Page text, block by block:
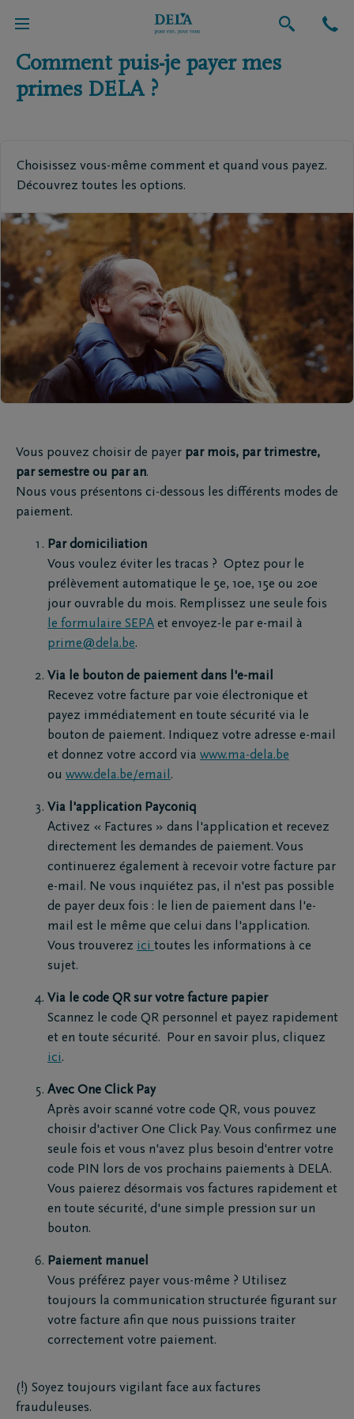
Retour vers l'aperçu global
Comment puis-je payer mes
primes DELA ?
Choisissez vous-même comment et quand vous payez.
Découvrez toutes les options.
Vous pouvez choisir de payer par mois, par trimestre,
par semestre ou par an.
Nous vous présentons ci-dessous les différents modes de
paiement.
Par domiciliation
Vous voulez éviter les tracas ? Optez pour le
prélèvement automatique le 5e, 10e, 15e ou 20e
jour ouvrable du mois. Remplissez une seule fois
le formulaire SEPA et envoyez-le par e-mail à
prime@dela.be.
Via le bouton de paiement dans l'e-mail
Recevez votre facture par voie électronique et
payez immédiatement en toute sécurité via le
bouton de paiement. Indiquez votre adresse e-mail
et donnez votre accord via www.ma-dela.be
ou www.dela.be/email.
Via l'application Payconiq
Activez « Factures » dans l'application et recevez
directement les demandes de paiement. Vous
continuerez également à recevoir votre facture par
e-mail. Ne vous inquiétez pas, il n'est pas possible
de payer deux fois : le lien de paiement dans l'e-
mail est le même que celui dans l'application.
Vous trouverez ici toutes les informations à ce
sujet.
Via le code QR sur votre facture papier
Scannez le code QR personnel et payez rapidement
et en toute sécurité. Pour en savoir plus, cliquez
ici.
Avec One Click Pay
Après avoir scanné votre code QR, vous pouvez
choisir d'activer One Click Pay. Vous confirmez une
seule fois et vous n'avez plus besoin d'entrer votre
code PIN lors de vos prochains paiements à DELA.
Vous paierez désormais vos factures rapidement et
en toute sécurité, d'une simple pression sur un
bouton.
Paiement manuel
Vous préférez payer vous-même ? Utilisez
toujours la communication structurée figurant sur
votre facture afin que nous puissions traiter
correctement votre paiement.
(!) Soyez toujours vigilant face aux factures
frauduleuses.